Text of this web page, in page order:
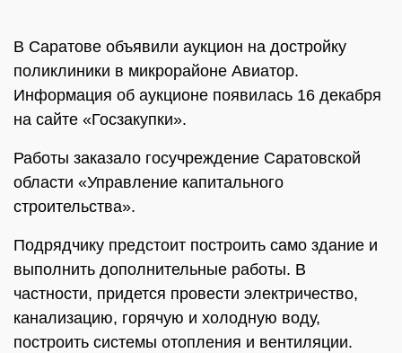
В Саратове объявили аукцион на достройку
поликлиники в микрорайоне Авиатор.
Информация об аукционе появилась 16 декабря
на сайте «Госзакупки».
Работы заказало госучреждение Саратовской
области «Управление капитального
строительства».
Подрядчику предстоит построить само здание и
выполнить дополнительные работы. В
частности, придется провести электричество,
канализацию, горячую и холодную воду,
построить системы отопления и вентиляции.